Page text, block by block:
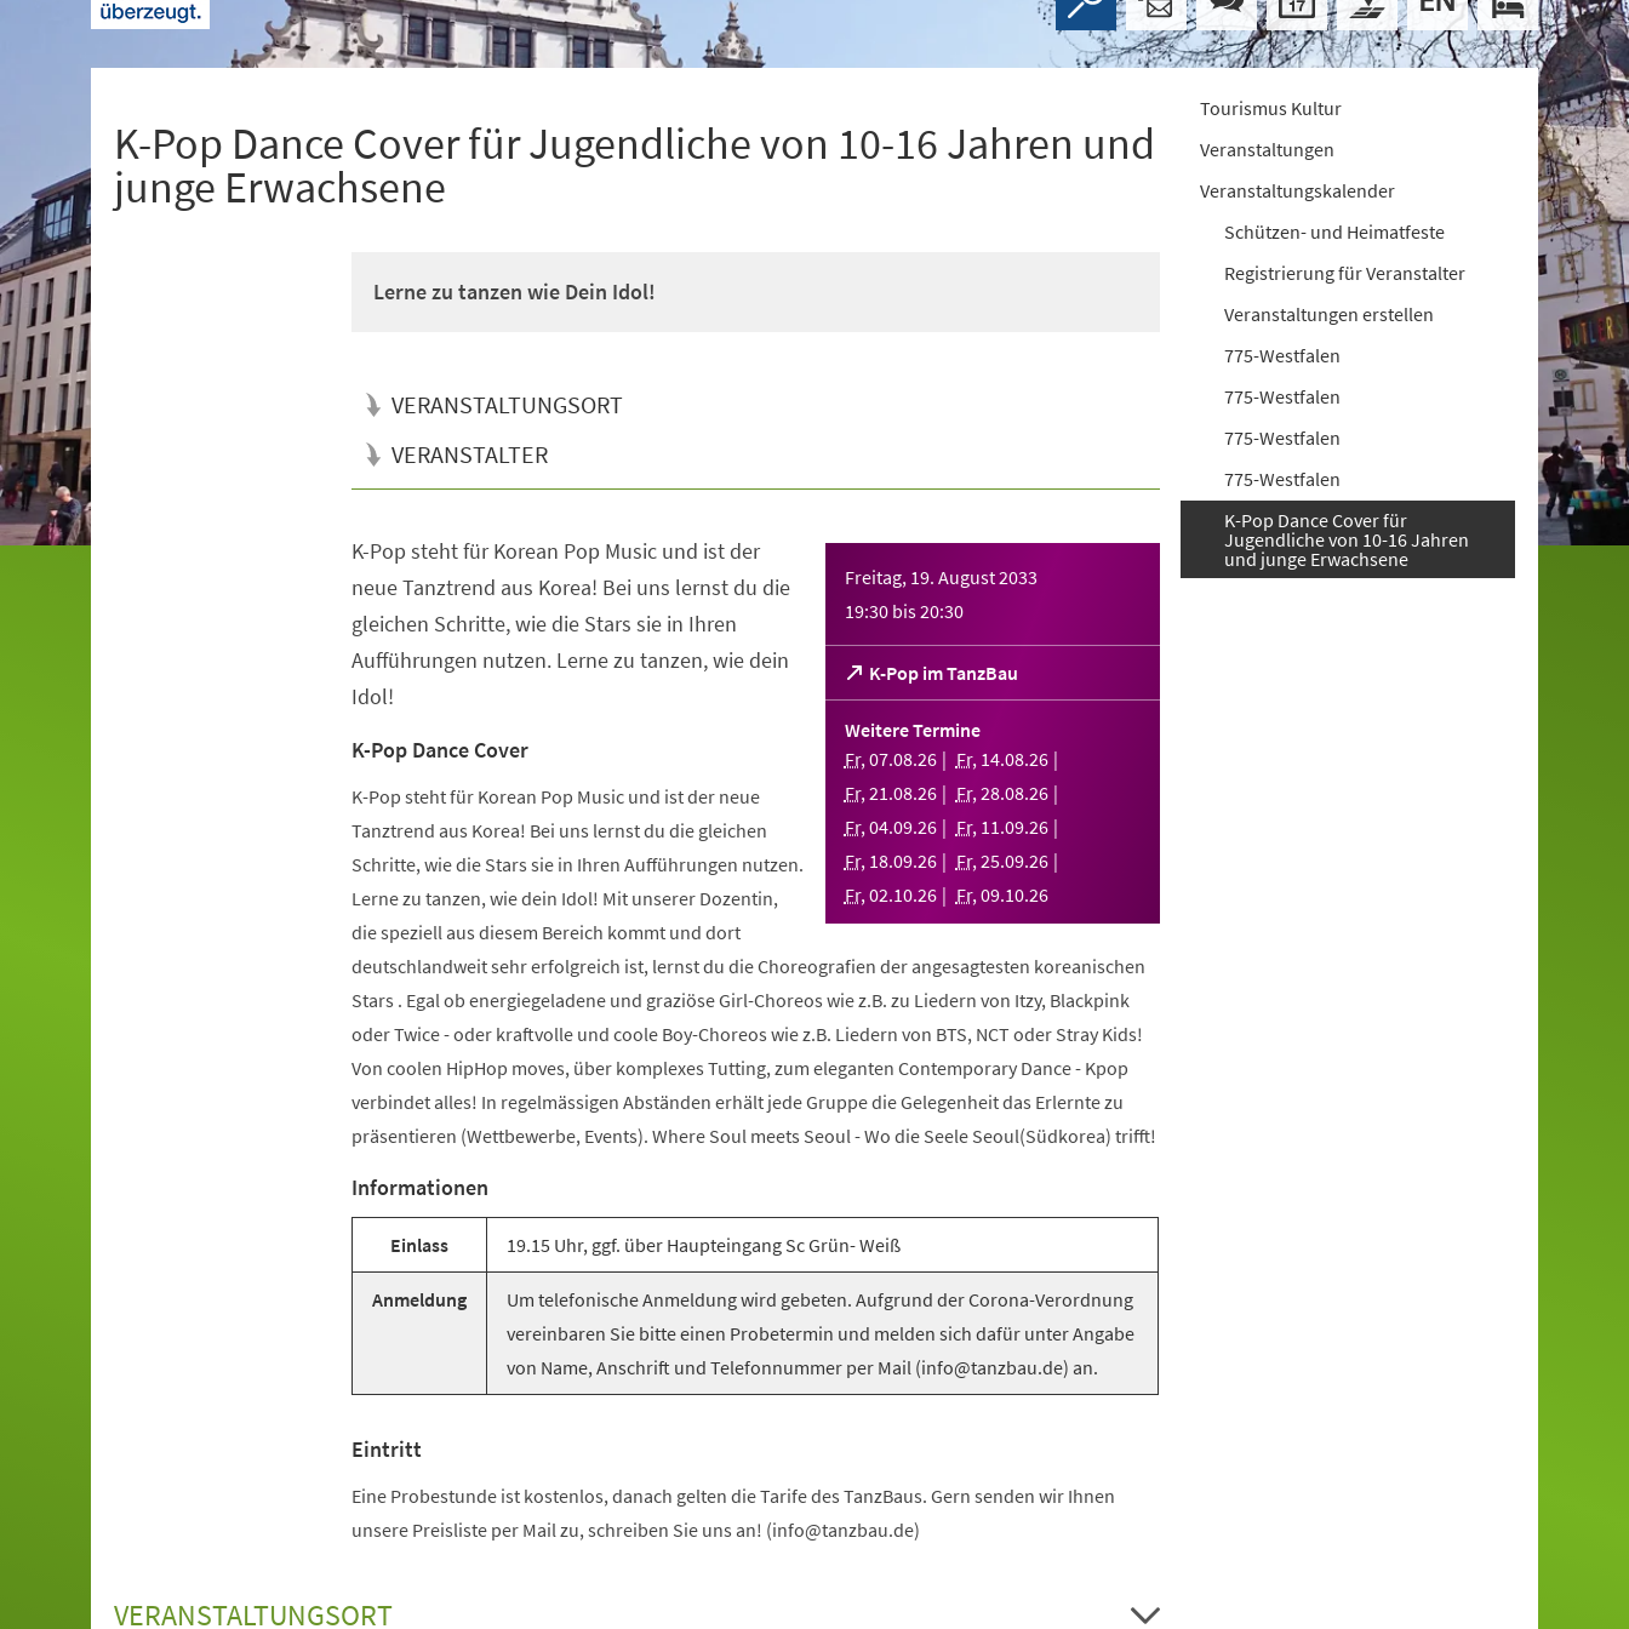
K-Pop Dance Cover für Jugendliche von 10-16 Jahren und
junge Erwachsene
Lerne zu tanzen wie Dein Idol!
VERANSTALTUNGSORT
VERANSTALTER
Freitag, 19. August 2033
19:30 bis20:30
K-Pop im TanzBau
(Öffnet
in
einem
Tab)
Weitere Termine
Fr,07.08.26 Fr, 14.08.26
Fr,21.08.26 Fr,28.08.26
Fr,04.09.26 Fr, 11.09.26
Fr, 18.09.26 Fr,25.09.26
Fr,02.10.26 Fr,09.10.26
K-Pop steht für Korean Pop Music und ist der
neue Tanztrend aus Korea! Bei uns lernst du die
gleichen Schritte, wie die Stars sie in Ihren
Aufführungen nutzen. Lerne zu tanzen, wie dein
Idol!
K-Pop Dance Cover
K-Pop steht für Korean Pop Music und ist der neue
Tanztrend aus Korea! Bei uns lernst du die gleichen
Schritte, wie die Stars sie in Ihren Aufführungen nutzen.
Lerne zu tanzen, wie dein Idol! Mit unserer Dozentin,
die speziell aus diesem Bereich kommt und dort
deutschlandweit sehr erfolgreich ist, lernst du die Choreografien der angesagtesten koreanischen
Stars . Egal ob energiegeladene und graziöse Girl-Choreos wie z.B. zu Liedern von Itzy, Blackpink
oder Twice - oder kraftvolle und coole Boy-Choreos wie z.B. Liedern von BTS, NCT oder Stray Kids!
Von coolen HipHop moves, über komplexes Tutting, zum eleganten Contemporary Dance - Kpop
verbindet alles! In regelmässigen Abständen erhält jede Gruppe die Gelegenheit das Erlernte zu
präsentieren (Wettbewerbe, Events). Where Soul meets Seoul - Wo die Seele Seoul(Südkorea) trifft!
Informationen
Einlass 19.15 Uhr, ggf. über Haupteingang Sc Grün- Weiß
Anmeldung
Um telefonische Anmeldung wird gebeten. Aufgrund der Corona-Verordnung
vereinbaren Sie bitte einen Probetermin und melden sich dafür unter Angabe
von Name, Anschrift und Telefonnummer per Mail (info@tanzbau.de) an.
Eintritt
Eine Probestunde ist kostenlos, danach gelten die Tarife des TanzBaus. Gern senden wir Ihnen
unsere Preisliste per Mail zu, schreiben Sie uns an! (info@tanzbau.de)
VERANSTALTUNGSORT
Tourismus Kultur
Veranstaltungen
Veranstaltungskalender
Schützen- und Heimatfeste
Registrierung für Veranstalter
Veranstaltungen erstellen
775-Westfalen
775-Westfalen
775-Westfalen
775-Westfalen
K-Pop Dance Cover für
Jugendliche von 10-16 Jahren
und junge Erwachsene